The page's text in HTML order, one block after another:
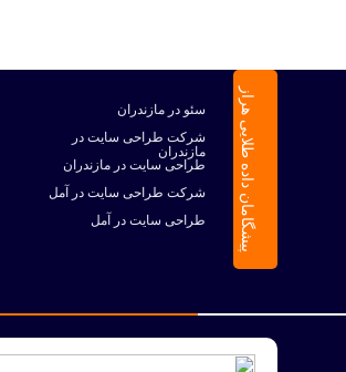
پیشگامان داده طلایی هراز
سئو در مازندران
شرکت طراحی سایت در
مازندران
طراحی سایت در مازندران
شرکت طراحی سایت در آمل
طراحی سایت در آمل